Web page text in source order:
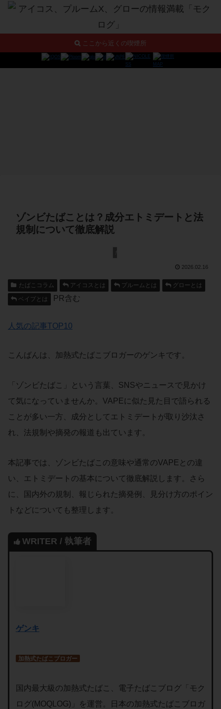
ここから近くの喫煙所
ゾンビたばことは？成分エトミデートと法
規制について徹底解説
2026.02.16
たばこコラム アイコスとは プルームとは
グローとは
ベイプとは
PR含む
人気の記事TOP10
こんばんは、加熱式たばこブロガーのゲンキです。
「ゾンビたばこ」という言葉、SNSやニュースで見かけ
て気になっていませんか。VAPEに似た見た目で語られる
ことが多い一方、成分としてエトミデートが取り沙汰さ
れ、法規制や摘発の報道も出ています。
本記事では、ゾンビたばこの意味や通常のVAPEとの違
い、エトミデートの基本について徹底解説します。さら
に、国内外の規制、報じられた摘発例、見分け方のポイン
トなどについても整理します。
WRITER / 執筆者
ゲンキ
加熱式たばこブロガー
国内最大級の加熱式たばこ、電子たばこブログ「モク
ログ(MOQLOG)」を運営。日本の加熱式たばこブロガ